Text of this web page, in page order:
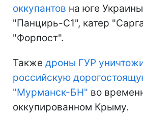
оккупантов на юге
"Панцирь-С1", катер
"Форпост".
Также дроны ГУР
российскую
"Мурманск-БН" во
оккупированном Крыму.